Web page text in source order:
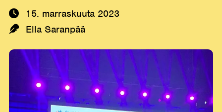
15. marraskuuta 2023
Kirjoittaja:
Ella Saranpää